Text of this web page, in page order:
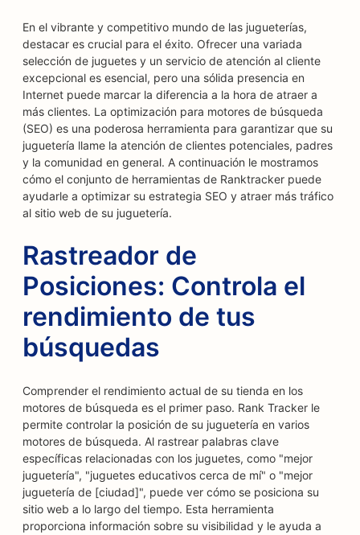
En el vibrante y competitivo mundo de las jugueterías,
destacar es crucial para el éxito. Ofrecer una variada
selección de juguetes y un servicio de atención al cliente
excepcional es esencial, pero una sólida presencia en
Internet puede marcar la diferencia a la hora de atraer a
más clientes. La optimización para motores de búsqueda
(SEO) es una poderosa herramienta para garantizar que su
juguetería llame la atención de clientes potenciales, padres
y la comunidad en general. A continuación le mostramos
cómo el conjunto de herramientas de Ranktracker puede
ayudarle a optimizar su estrategia SEO y atraer más tráfico
al sitio web de su juguetería.
Rastreador de
Posiciones: Controla el
rendimiento de tus
búsquedas
Comprender el rendimiento actual de su tienda en los
motores de búsqueda es el primer paso. Rank Tracker le
permite controlar la posición de su juguetería en varios
motores de búsqueda. Al rastrear palabras clave
específicas relacionadas con los juguetes, como "mejor
juguetería", "juguetes educativos cerca de mí" o "mejor
juguetería de [ciudad]", puede ver cómo se posiciona su
sitio web a lo largo del tiempo. Esta herramienta
proporciona información sobre su visibilidad y le ayuda a